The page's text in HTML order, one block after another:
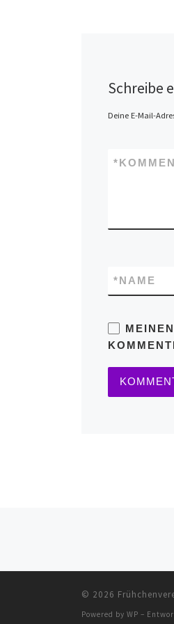
Schreibe
Deine E-Mail-
*
NAME
*
© 2026
Powered by WP –